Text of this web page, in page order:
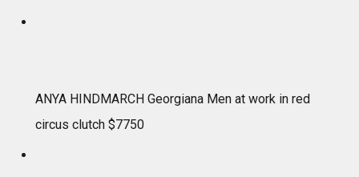
ANYA HINDMARCH Georgiana Men at work in red
circus clutch $7750